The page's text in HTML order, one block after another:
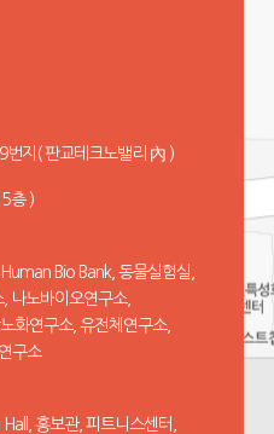
번지( 판교테크노밸리 內 )
층 )
Bio Bank, 동물실험실,
나노바이오연구소,
화연구소, 유전체연구소,
구소
홍보관, 피트니스센터,